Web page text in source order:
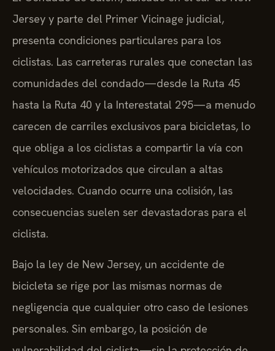
Jersey y parte del Primer Vicinage judicial,
presenta condiciones particulares para los
ciclistas. Las carreteras rurales que conectan las
comunidades del condado—desde la Ruta 45
hasta la Ruta 40 y la Interestatal 295—a menudo
carecen de carriles exclusivos para bicicletas, lo
que obliga a los ciclistas a compartir la vía con
vehículos motorizados que circulan a altas
velocidades. Cuando ocurre una colisión, las
consecuencias suelen ser devastadoras para el
ciclista.
Bajo la ley de New Jersey, un accidente de
bicicleta se rige por las mismas normas de
negligencia que cualquier otro caso de lesiones
personales. Sin embargo, la posición de